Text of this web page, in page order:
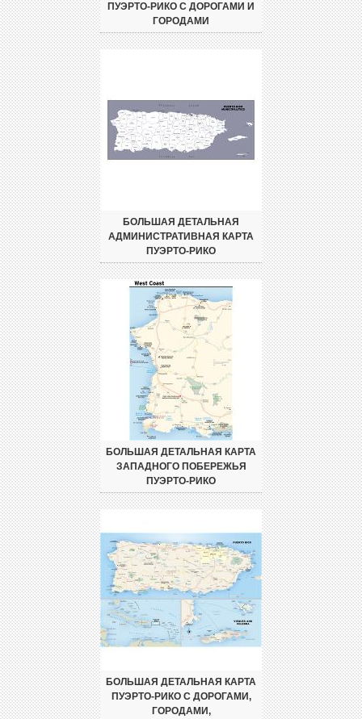
ПУЭРТО-РИКО С ДОРОГАМИ И
ГОРОДАМИ
БОЛЬШАЯ ДЕТАЛЬНАЯ
АДМИНИСТРАТИВНАЯ КАРТА
ПУЭРТО-РИКО
БОЛЬШАЯ ДЕТАЛЬНАЯ КАРТА
ЗАПАДНОГО ПОБЕРЕЖЬЯ
ПУЭРТО-РИКО
БОЛЬШАЯ ДЕТАЛЬНАЯ КАРТА
ПУЭРТО-РИКО С ДОРОГАМИ,
ГОРОДАМИ,